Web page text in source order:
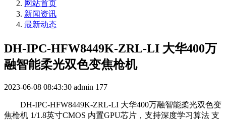
网站首页
新闻资讯
最新动态
DH-IPC-HFW8449K-ZRL-LI 大华400万
融智能柔光双色变焦枪机
2023-06-08 08:43:30 admin 177
DH-IPC-HFW8449K-ZRL-LI 大华400万融智能柔光双色变
焦枪机 1/1.8英寸CMOS 内置GPU芯片，支持深度学习算法 支